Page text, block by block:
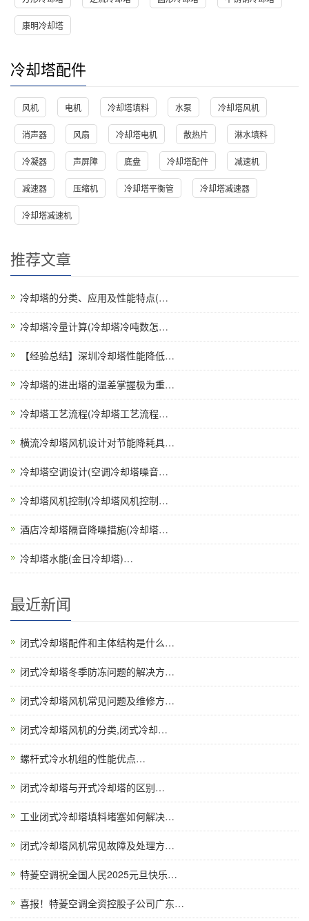
康明冷却塔
冷却塔配件
风机 电机 冷却塔填料 水泵 冷却塔风机
消声器 风扇 冷却塔电机 散热片 淋水填料
冷凝器 声屏障 底盘 冷却塔配件 减速机
减速器 压缩机 冷却塔平衡管 冷却塔减速器
冷却塔减速机
推荐文章
冷却塔的分类、应用及性能特点(…
冷却塔冷量计算(冷却塔冷吨数怎…
【经验总结】深圳冷却塔性能降低…
冷却塔的进出塔的温差掌握极为重…
冷却塔工艺流程(冷却塔工艺流程…
横流冷却塔风机设计对节能降耗具…
冷却塔空调设计(空调冷却塔噪音…
冷却塔风机控制(冷却塔风机控制…
酒店冷却塔隔音降噪措施(冷却塔…
冷却塔水能(金日冷却塔)…
最近新闻
闭式冷却塔配件和主体结构是什么…
闭式冷却塔冬季防冻问题的解决方…
闭式冷却塔风机常见问题及维修方…
闭式冷却塔风机的分类,闭式冷却…
螺杆式冷水机组的性能优点…
闭式冷却塔与开式冷却塔的区别…
工业闭式冷却塔填料堵塞如何解决…
闭式冷却塔风机常见故障及处理方…
特菱空调祝全国人民2025元旦快乐…
喜报！特菱空调全资控股子公司广东…